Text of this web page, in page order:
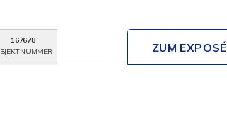
167678
ZUM EXPOSÉ